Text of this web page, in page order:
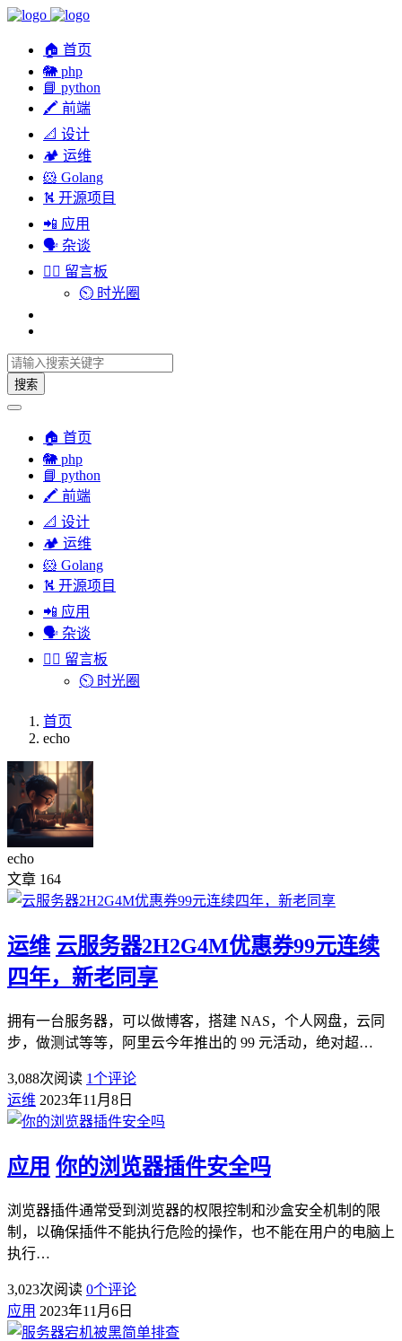
🏠 首页
🐘 php
📘 python
🖍 前端
📐 设计
🏕︎ 运维
🐹 Golang
⛕ 开源项目
📲 应用
🗣︎ 杂谈
✍🏻 留言板
⏲️ 时光圈
搜索
🏠 首页
🐘 php
📘 python
🖍 前端
📐 设计
🏕︎ 运维
🐹 Golang
⛕ 开源项目
📲 应用
🗣︎ 杂谈
✍🏻 留言板
⏲️ 时光圈
首页
echo
echo
文章 164
运维 云服务器2H2G4M优惠券99元连续
四年，新老同享
拥有一台服务器，可以做博客，搭建 NAS，个人网盘，云同
步，做测试等等，阿里云今年推出的 99 元活动，绝对超…
3,088次阅读 1个评论
运维 2023年11月8日
应用 你的浏览器插件安全吗
浏览器插件通常受到浏览器的权限控制和沙盒安全机制的限
制，以确保插件不能执行危险的操作，也不能在用户的电脑上
执行…
3,023次阅读 0个评论
应用 2023年11月6日